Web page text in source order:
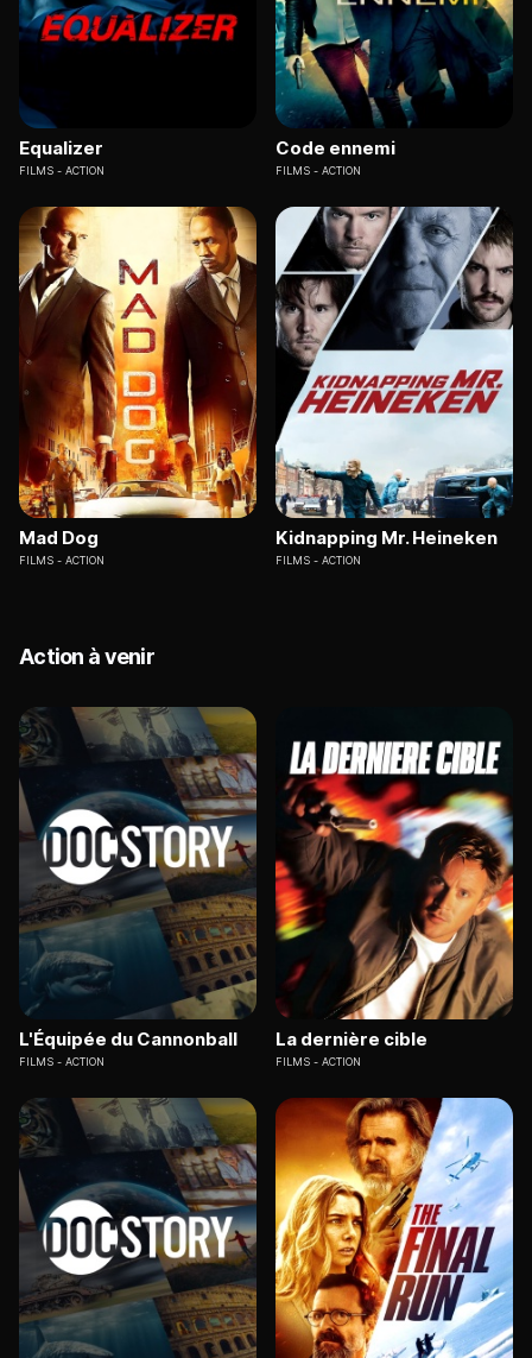
Equalizer
FILMS ACTION
Code ennemi
FILMS ACTION
Mad Dog
FILMS ACTION
Kidnapping Mr. Heineken
FILMS ACTION
Action à venir
L'Équipée du Cannonball
FILMS ACTION
La dernière cible
FILMS ACTION